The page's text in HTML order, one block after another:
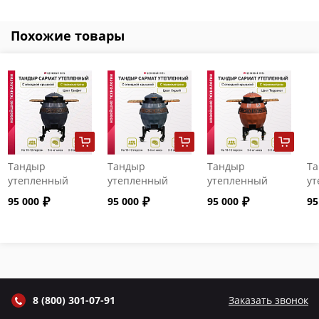
Похожие товары
Тандыр
утепленный
"Сармат" с
откидной
95 000
Тандыр
утепленный
"Сармат" с
откидной
95 000
Тандыр
утепленный
"Сармат" с
откидной
95 000
8 (800) 301-07-91 Заказать звонок